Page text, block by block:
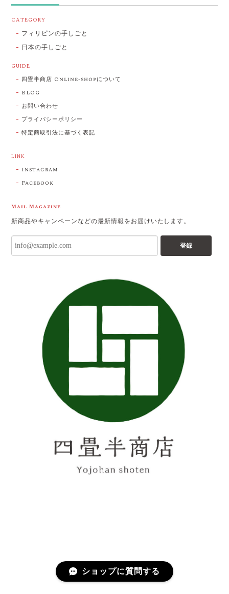
CATEGORY
フィリピンの手しごと
日本の手しごと
GUIDE
四畳半商店 Online-shopについて
BLOG
お問い合わせ
プライバシーポリシー
特定商取引法に基づく表記
LINK
Instagram
Facebook
Mail Magazine
新商品やキャンペーンなどの最新情報をお届けいたします。
登録
ショップに質問する